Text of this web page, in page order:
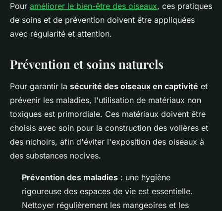
Pour améliorer le bien-être des oiseaux, ces pratiques
de soins et de prévention doivent être appliquées
avec régularité et attention.
Prévention et soins naturels
Pour garantir la sécurité des oiseaux en captivité et
prévenir les maladies, l'utilisation de matériaux non
toxiques est primordiale. Ces matériaux doivent être
choisis avec soin pour la construction des volières et
des nichoirs, afin d'éviter l'exposition des oiseaux à
des substances nocives.
Prévention des maladies : une hygiène
rigoureuse des espaces de vie est essentielle.
Nettoyer régulièrement les mangeoires et les